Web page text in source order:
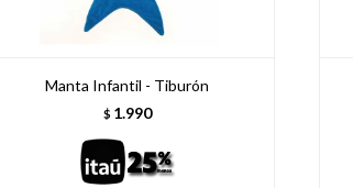
Manta Infantil - Tiburón
$ 1.990